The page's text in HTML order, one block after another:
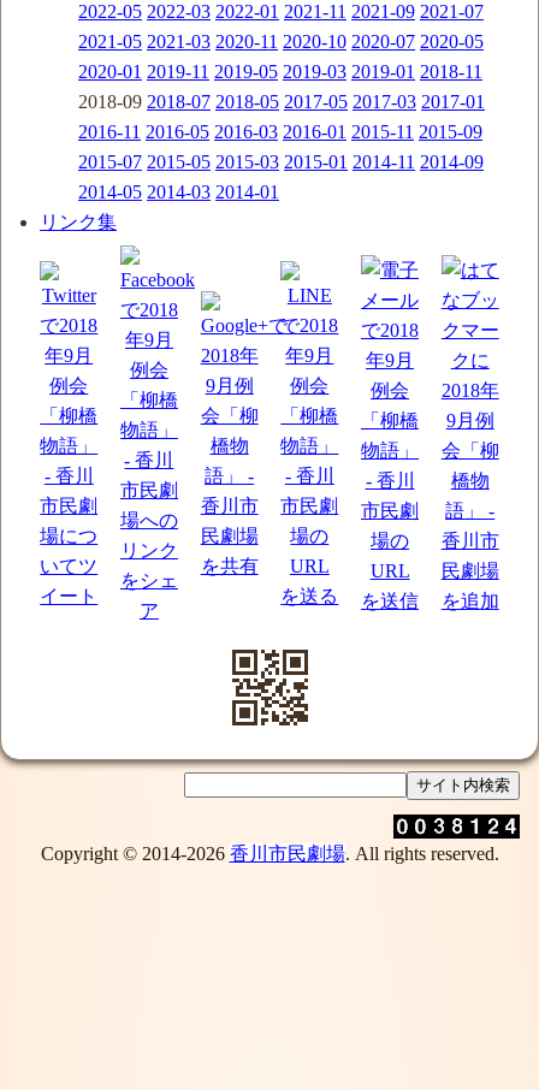
2022-05 2022-03 2022-01 2021-11 2021-09 2021-07
2021-05 2021-03 2020-11 2020-10 2020-07 2020-05
2020-01 2019-11 2019-05 2019-03 2019-01 2018-11
2018-09 2018-07 2018-05 2017-05 2017-03 2017-01
2016-11 2016-05 2016-03 2016-01 2015-11 2015-09
2015-07 2015-05 2015-03 2015-01 2014-11 2014-09
2014-05 2014-03 2014-01
リンク集
Copyright © 2014-2026 香川市民劇場. All rights reserved.